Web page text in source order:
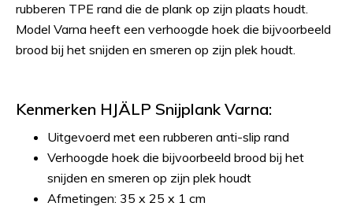
rubberen TPE rand die de plank op zijn plaats houdt.
Model Varna heeft een verhoogde hoek die bijvoorbeeld
brood bij het snijden en smeren op zijn plek houdt.
Kenmerken HJÄLP Snijplank Varna:
Uitgevoerd met een rubberen anti-slip rand
Verhoogde hoek die bijvoorbeeld brood bij het
snijden en smeren op zijn plek houdt
Afmetingen: 35 x 25 x 1 cm